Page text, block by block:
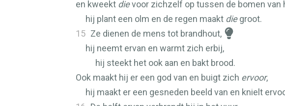
en kweekt dievoor zichzelf op tussen de bomen van
hij plant een olm en de regen maakt diegroot.
15 Ze dienen de mens tot brandhout,
hij neemt ervan en warmt zich erbij,
hij steekt het ook aan en bakt brood.
Ook maakt hij er een god van en buigt zich ervoor,
hij maakt er een gesneden beeld van en knielt